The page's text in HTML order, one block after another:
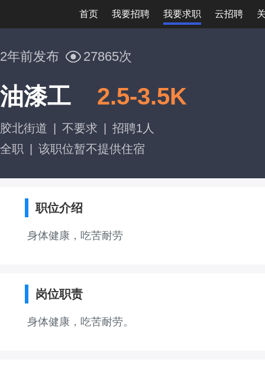
首页 我要招聘 我要求职 云招聘
2年前发布 27865次
油漆工 2.5-3.5K
胶北街道 不要求
招聘1人
全职
该职位暂不提供住宿
职位介绍
身体健康，吃苦耐劳
岗位职责
身体健康，吃苦耐劳。